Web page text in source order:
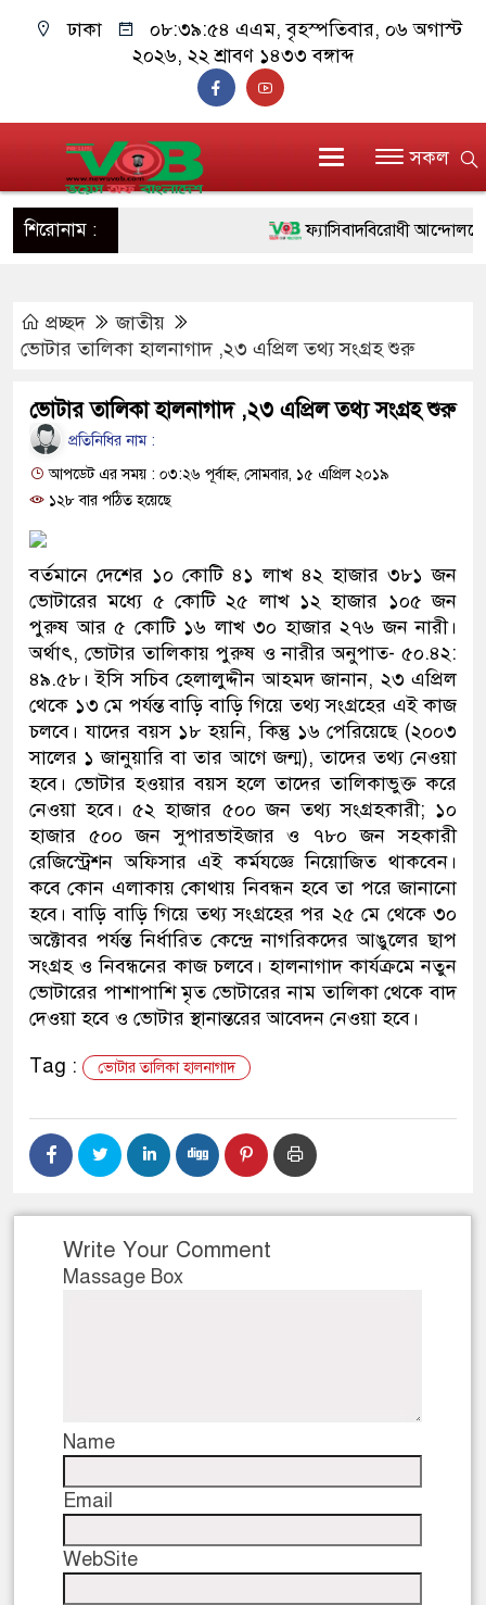
ঢাকা ০৮:৩৯:৫৫ এএম, বৃহস্পতিবার, ০৬ অগাস্ট
২০২৬, ২২ শ্রাবণ ১৪৩৩ বঙ্গাব্দ
সকল
শিরোনাম : ফ্যাসিবাদবিরোধী আন্দোলনে
উদ্ধার
মাদক কারবারি গ্রেফতার
২৮ লাখ টাকার জাল নোটসহ
থানা পুলিশ
যেকোনো সময় বেনজীরের
নেতৃত্ব ও গণতন্ত্রের মূর্তমান
যে ভাবে ডেভিড ইমনের কাছে
‘আজহার খান’
অবৈধ বিদেশি পিস্তল,
জড়িত কিশোর গ্যাংয়ের চার শিশু
ডাকাতির প্রস্তুতিকালে
থানা পুলিশ
প্রচ্ছদ
জাতীয়
ভোটার তালিকা হালনাগাদ ,২৩ এপ্রিল তথ্য সংগ্রহ শুরু
ভোটার তালিকা হালনাগাদ ,২৩ এপ্রিল তথ্য সংগ্রহ শুরু
প্রতিনিধির নাম :
আপডেট এর সময় : ০৩:২৬ পূর্বাহ্ন, সোমবার, ১৫ এপ্রিল ২০১৯
১২৮ বার পঠিত হয়েছে
বর্তমানে দেশের ১০ কোটি ৪১ লাখ ৪২ হাজার ৩৮১ জন
ভোটারের মধ্যে ৫ কোটি ২৫ লাখ ১২ হাজার ১০৫ জন
পুরুষ আর ৫ কোটি ১৬ লাখ ৩০ হাজার ২৭৬ জন নারী।
অর্থাৎ, ভোটার তালিকায় পুরুষ ও নারীর অনুপাত- ৫০.৪২:
৪৯.৫৮। ইসি সচিব হেলালুদ্দীন আহমদ জানান, ২৩ এপ্রিল
থেকে ১৩ মে পর্যন্ত বাড়ি বাড়ি গিয়ে তথ্য সংগ্রহের এই কাজ
চলবে। যাদের বয়স ১৮ হয়নি, কিন্তু ১৬ পেরিয়েছে (২০০৩
সালের ১ জানুয়ারি বা তার আগে জন্ম), তাদের তথ্য নেওয়া
হবে। ভোটার হওয়ার বয়স হলে তাদের তালিকাভুক্ত করে
নেওয়া হবে। ৫২ হাজার ৫০০ জন তথ্য সংগ্রহকারী; ১০
হাজার ৫০০ জন সুপারভাইজার ও ৭৮০ জন সহকারী
রেজিস্ট্রেশন অফিসার এই কর্মযজ্ঞে নিয়োজিত থাকবেন।
কবে কোন এলাকায় কোথায় নিবন্ধন হবে তা পরে জানানো
হবে। বাড়ি বাড়ি গিয়ে তথ্য সংগ্রহের পর ২৫ মে থেকে ৩০
অক্টোবর পর্যন্ত নির্ধারিত কেন্দ্রে নাগরিকদের আঙুলের ছাপ
সংগ্রহ ও নিবন্ধনের কাজ চলবে। হালনাগাদ কার্যক্রমে নতুন
ভোটারের পাশাপাশি মৃত ভোটারের নাম তালিকা থেকে বাদ
দেওয়া হবে ও ভোটার স্থানান্তরের আবেদন নেওয়া হবে।
Tag :
ভোটার তালিকা হালনাগাদ
Write Your Comment
Massage Box
Name
Email
WebSite